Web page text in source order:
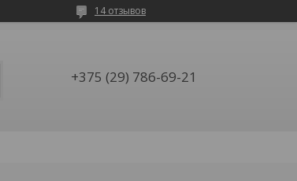
14 отзывов
+375 (29) 786-69-21